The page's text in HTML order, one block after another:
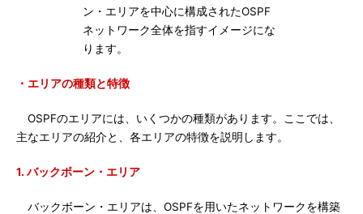
ン・エリアを中心に構成されたOSPF
ネットワーク全体を指すイメージにな
ります。
・エリアの種類と特徴
OSPFのエリアには、いくつかの種類があります。ここでは、
主なエリアの紹介と、各エリアの特徴を説明します。
1. バックボーン・エリア
バックボーン・エリアは、OSPFを用いたネットワークを構築